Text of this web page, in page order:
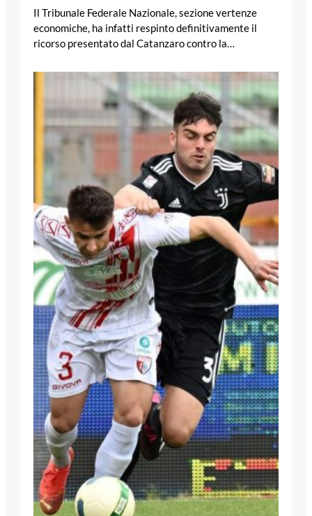
Il Tribunale Federale Nazionale, sezione vertenze
economiche, ha infatti respinto definitivamente il
ricorso presentato dal Catanzaro contro la…